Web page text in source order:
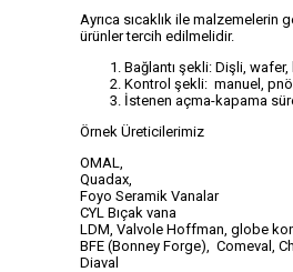
Ayrıca sıcaklık ile malzemelerin
ürünler tercih edilmelidir.
Bağlantı şekli: Dişli,
Kontrol şekli: manuel,
İstenen açma-kapama
Örnek Üreticilerimiz
OMAL,
Quadax,
Foyo Seramik Vanalar
CYL Bıçak vana
LDM, Valvole Hoffman, globe
BFE (Bonney Forge), Comeval,
Diaval